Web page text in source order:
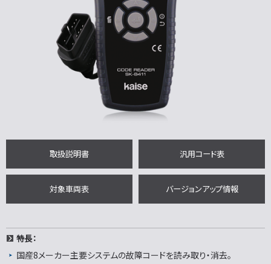
取扱説明書 汎用コード表
対象車両表 バージョンアップ情報
特長：
国産8メーカー主要システムの故障コードを読み取り・消去。